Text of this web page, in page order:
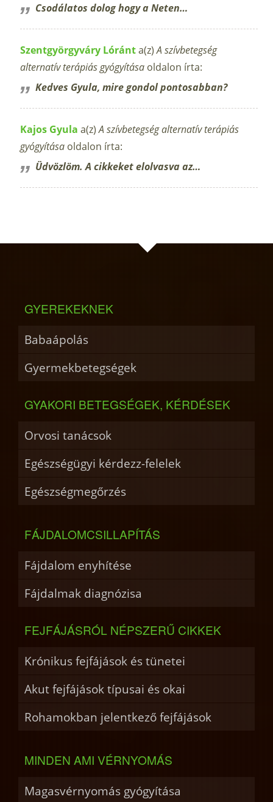
Csodálatos dolog hogy a Neten…
Szentgyörgyváry Lóránta(z)A szívbetegség
alternatív terápiás gyógyítása oldalon írta:
Kedves Gyula, mire gondol pontosabban?
Kajos Gyula a(z)A szívbetegség alternatív terápiás
gyógyítása oldalon írta:
Üdvözlöm. A cikkeket elolvasva az…
GYEREKEKNEK
Babaápolás
Gyermekbetegségek
GYAKORI BETEGSÉGEK, KÉRDÉSEK
Orvosi tanácsok
Egészségügyi kérdezz-felelek
Egészségmegőrzés
FÁJDALOMCSILLAPÍTÁS
Fájdalom enyhítése
Fájdalmak diagnózisa
FEJFÁJÁSRÓL NÉPSZERŰ CIKKEK
Krónikus fejfájások és tünetei
Akut fejfájások típusai és okai
Rohamokban jelentkező fejfájások
MINDEN AMI VÉRNYOMÁS
Magasvérnyomás gyógyítása